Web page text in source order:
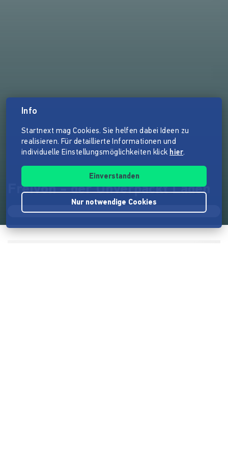
Freivon - der Unverpackt Laden
Info
Startnext mag Cookies. Sie helfen dabei Ideen zu
realisieren. Für detaillierte Informationen und
individuelle Einstellungsmöglichkeiten klick hier.
Einverstanden
Nur notwendige Cookies